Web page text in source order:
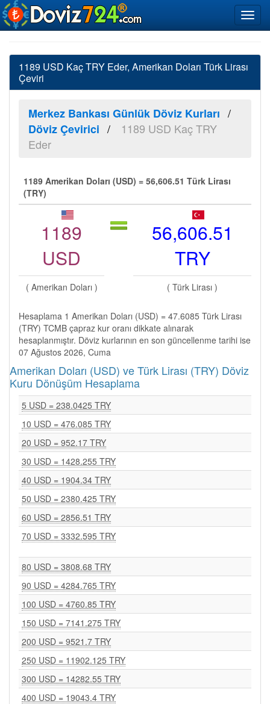
1189 USD Kaç TRY Eder, Amerikan Doları Türk Lirası
Çeviri
Merkez Bankası Günlük Döviz Kurları
Döviz Çevirici
1189 USD Kaç TRY
Eder
1189 Amerikan Doları (USD) = 56,606.51 Türk Lirası
(TRY)
1189
USD
56,606.51
TRY
( Amerikan Doları ) ( Türk Lirası )
Hesaplama 1 Amerikan Doları (USD) = 47.6085 Türk Lirası
(TRY) TCMB çapraz kur oranı dikkate alınarak
hesaplanmıştır. Döviz kurlarının en son güncellenme tarihi ise
07 Ağustos 2026, Cuma
Amerikan Doları (USD) ve Türk Lirası (TRY) Döviz
Kuru Dönüşüm Hesaplama
5 USD = 238.0425 TRY
10 USD = 476.085 TRY
20 USD = 952.17 TRY
30 USD = 1428.255 TRY
40 USD = 1904.34 TRY
50 USD = 2380.425 TRY
60 USD = 2856.51 TRY
70 USD = 3332.595 TRY
80 USD = 3808.68 TRY
90 USD = 4284.765 TRY
100 USD = 4760.85 TRY
150 USD = 7141.275 TRY
200 USD = 9521.7 TRY
250 USD = 11902.125 TRY
300 USD = 14282.55 TRY
400 USD = 19043.4 TRY